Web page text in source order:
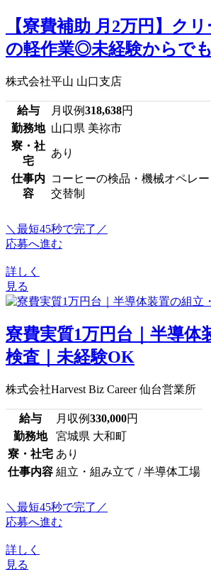
【寮費補助 月2万円】ク
の軽作業◎未経験からで
株式会社平山 山口支店
給与 月収例318,638円
勤務地 山口県 美祢市
寮・社
宅
あり
仕事内
容
コーヒーの検品・機械オペレ
交替制
＼最短45秒で完了／
応募へ進む
詳しく
見る
寮費実質1万円台｜半導体
検査｜未経験OK
株式会社Harvest Biz Career 仙台営業所
給与 月収例330,000円
勤務地
宮城県 大和町
寮・社宅 あり
仕事内容 組立・組み立て / 半導体工場
＼最短45秒で完了／
応募へ進む
詳しく
見る